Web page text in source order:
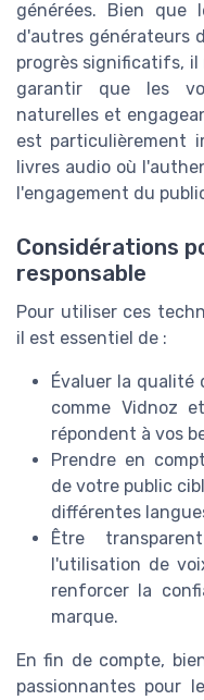
générées. Bien que
d'autres générateurs
progrès significatifs, il
garantir que les
naturelles et
est particulièrement
livres audio où
l'engagement du
Considérations
responsable
Pour utiliser ces
il est essentiel de :
Évaluer la qualité
comme Vidnoz
répondent à vos
Prendre en
de votre public
différentes
Être
l'utilisation de
renforcer la
marque.
En fin de compte,
passionnantes pour